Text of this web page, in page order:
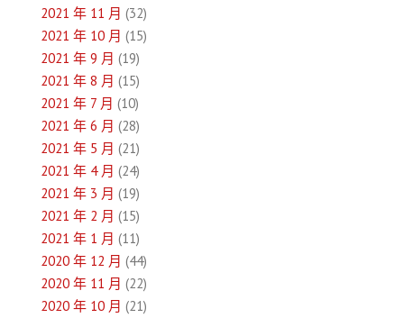
2021 年 11 月 (32)
2021 年 10 月 (15)
2021 年 9 月 (19)
2021 年 8 月 (15)
2021 年 7 月 (10)
2021 年 6 月 (28)
2021 年 5 月 (21)
2021 年 4 月 (24)
2021 年 3 月 (19)
2021 年 2 月 (15)
2021 年 1 月 (11)
2020 年 12 月 (44)
2020 年 11 月 (22)
2020 年 10 月 (21)